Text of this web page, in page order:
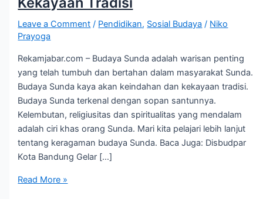
Leave a Comment / Pendidikan, Sosial Budaya / Niko
Prayoga
Rekamjabar.com – Budaya Sunda adalah warisan penting
yang telah tumbuh dan bertahan dalam masyarakat Sunda.
Budaya Sunda kaya akan keindahan dan kekayaan tradisi.
Budaya Sunda terkenal dengan sopan santunnya.
Kelembutan, religiusitas dan spiritualitas yang mendalam
adalah ciri khas orang Sunda. Mari kita pelajari lebih lanjut
tentang keragaman budaya Sunda. Baca Juga: Disbudpar
Kota Bandung Gelar […]
Read More »